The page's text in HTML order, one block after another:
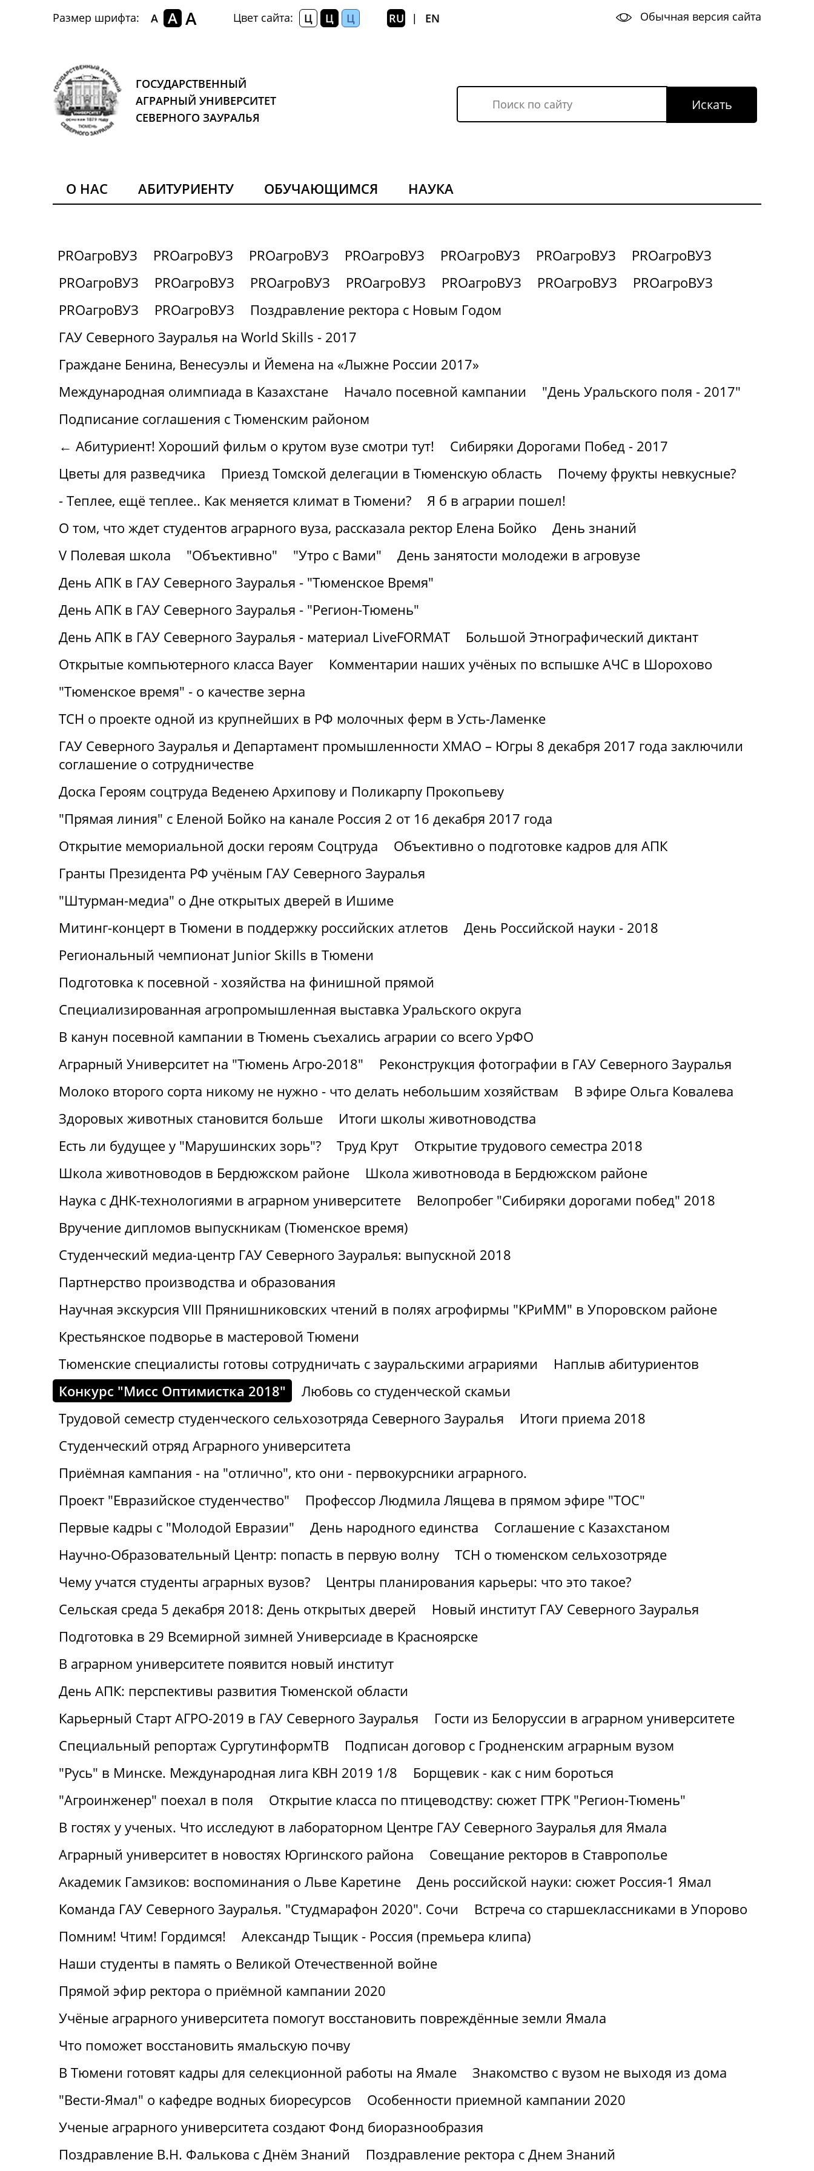
Размер шрифта: A A A Цвет сайта: Ц Ц Ц RU EN Обычная версия сайта
ГОСУДАРСТВЕННЫЙ
АГРАРНЫЙ УНИВЕРСИТЕТ
СЕВЕРНОГО ЗАУРАЛЬЯ
О НАС АБИТУРИЕНТУ ОБУЧАЮЩИМСЯ НАУКА
PROагроВУЗ PROагроВУЗ PROагроВУЗ PROагроВУЗ PROагроВУЗ PROагроВУЗ
PROагроВУЗ
PROагроВУЗ
PROагроВУЗ PROагроВУЗ PROагроВУЗ PROагроВУЗ PROагроВУЗ
PROагроВУЗ
PROагроВУЗ
PROагроВУЗ
Поздравление ректора с Новым Годом
ГАУ Северного Зауралья на World Skills - 2017
Граждане Бенина, Венесуэлы и Йемена на «Лыжне России 2017»
Международная олимпиада в Казахстане
Начало посевной кампании
"День Уральского поля - 2017"
Подписание соглашения с Тюменским районом
← Абитуриент! Хороший фильм о крутом вузе смотри тут!
Сибиряки Дорогами Побед - 2017
Цветы для разведчика
Приезд Томской делегации в Тюменскую область
Почему фрукты невкусные?
- Теплее, ещё теплее.. Как меняется климат в Тюмени?
Я б в аграрии пошел!
О том, что ждет студентов аграрного вуза, рассказала ректор Елена Бойко
День знаний
V Полевая школа
"Объективно" "Утро с Вами"
День занятости молодежи в агровузе
День АПК в ГАУ Северного Зауралья - "Тюменское Время"
День АПК в ГАУ Северного Зауралья - "Регион-Тюмень"
День АПК в ГАУ Северного Зауралья - материал LiveFORMAT
Большой Этнографический диктант
Открытые компьютерного класса Bayer
Комментарии наших учёных по вспышке АЧС в Шорохово
"Тюменское время" - о качестве зерна
ТСН о проекте одной из крупнейших в РФ молочных ферм в Усть-Ламенке
ГАУ Северного Зауралья и Департамент промышленности ХМАО – Югры 8 декабря 2017 года заключили
соглашение о сотрудничестве
Доска Героям соцтруда Веденею Архипову и Поликарпу Прокопьеву
"Прямая линия" с Еленой Бойко на канале Россия 2 от 16 декабря 2017 года
Открытие мемориальной доски героям Соцтруда
Объективно о подготовке кадров для АПК
Гранты Президента РФ учёным ГАУ Северного Зауралья
"Штурман-медиа" о Дне открытых дверей в Ишиме
Митинг-концерт в Тюмени в поддержку российских атлетов
День Российской науки - 2018
Региональный чемпионат Junior Skills в Тюмени
Подготовка к посевной - хозяйства на финишной прямой
Специализированная агропромышленная выставка Уральского округа
В канун посевной кампании в Тюмень съехались аграрии со всего УрФО
Аграрный Университет на "Тюмень Агро-2018"
Реконструкция фотографии в ГАУ Северного Зауралья
Молоко второго сорта никому не нужно - что делать небольшим хозяйствам
В эфире Ольга Ковалева
Здоровых животных становится больше
Итоги школы животноводства
Есть ли будущее у "Марушинских зорь"?
Труд Крут
Открытие трудового семестра 2018
Школа животноводов в Бердюжском районе
Школа животновода в Бердюжском районе
Наука с ДНК-технологиями в аграрном университете
Велопробег "Сибиряки дорогами побед" 2018
Вручение дипломов выпускникам (Тюменское время)
Студенческий медиа-центр ГАУ Северного Зауралья: выпускной 2018
Партнерство производства и образования
Научная экскурсия VIII Прянишниковских чтений в полях агрофирмы "КРиММ" в Упоровском районе
Крестьянское подворье в мастеровой Тюмени
Тюменские специалисты готовы сотрудничать с зауральскими аграриями
Наплыв абитуриентов
Конкурс "Мисс Оптимистка 2018"
Любовь со студенческой скамьи
Трудовой семестр студенческого сельхозотряда Северного Зауралья
Итоги приема 2018
Студенческий отряд Аграрного университета
Приёмная кампания - на "отлично", кто они - первокурсники аграрного.
Проект "Евразийское студенчество"
Профессор Людмила Лящева в прямом эфире "ТОС"
Первые кадры с "Молодой Евразии"
День народного единства
Соглашение с Казахстаном
Научно-Образовательный Центр: попасть в первую волну
ТСН о тюменском сельхозотряде
Чему учатся студенты аграрных вузов?
Центры планирования карьеры: что это такое?
Сельская среда 5 декабря 2018: День открытых дверей
Новый институт ГАУ Северного Зауралья
Подготовка в 29 Всемирной зимней Универсиаде в Красноярске
В аграрном университете появится новый институт
День АПК: перспективы развития Тюменской области
Карьерный Старт АГРО-2019 в ГАУ Северного Зауралья
Гости из Белоруссии в аграрном университете
Специальный репортаж СургутинформТВ
Подписан договор с Гродненским аграрным вузом
"Русь" в Минске. Международная лига КВН 2019 1/8
Борщевик - как с ним бороться
"Агроинженер" поехал в поля
Открытие класса по птицеводству: сюжет ГТРК "Регион-Тюмень"
В гостях у ученых. Что исследуют в лабораторном Центре ГАУ Северного Зауралья для Ямала
Аграрный университет в новостях Юргинского района
Совещание ректоров в Ставрополье
Академик Гамзиков: воспоминания о Льве Каретине
День российской науки: сюжет Россия-1 Ямал
Команда ГАУ Северного Зауралья. "Студмарафон 2020". Сочи
Встреча со старшеклассниками в Упорово
Помним! Чтим! Гордимся!
Александр Тыщик - Россия (премьера клипа)
Наши студенты в память о Великой Отечественной войне
Прямой эфир ректора о приёмной кампании 2020
Учёные аграрного университета помогут восстановить повреждённые земли Ямала
Что поможет восстановить ямальскую почву
В Тюмени готовят кадры для селекционной работы на Ямале
Знакомство с вузом не выходя из дома
"Вести-Ямал" о кафедре водных биоресурсов
Особенности приемной кампании 2020
Ученые аграрного университета создают Фонд биоразнообразия
Поздравление В.Н. Фалькова с Днём Знаний
Поздравление ректора с Днем Знаний